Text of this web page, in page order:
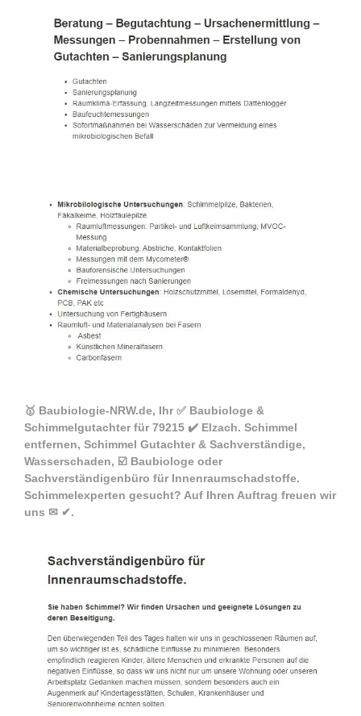
🥇 Baubiologie-NRW.de, Ihr ✅ Baubiologe &
Schimmelgutachter für 79215 ✔️ Elzach. Schimmel
entfernen, Schimmel Gutachter & Sachverständige,
Wasserschaden, ☑️ Baubiologe oder
Sachverständigenbüro für Innenraumschadstoffe.
Schimmelexperten gesucht? Auf Ihren Auftrag freuen wir
uns ✉ ✔.